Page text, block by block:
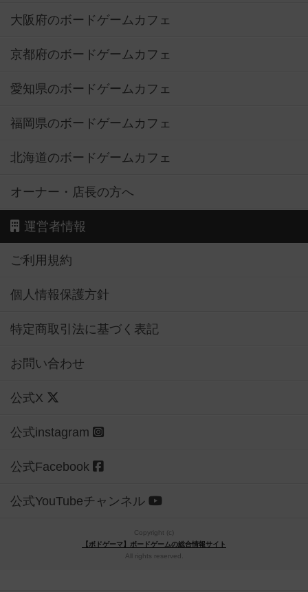
大阪府のボードゲームカフェ
京都府のボードゲームカフェ
愛知県のボードゲームカフェ
福岡県のボードゲームカフェ
北海道のボードゲームカフェ
オーナー・店長の方へ
運営者情報
ご利用規約
個人情報保護方針
特定商取引法に基づく表記
お問い合わせ
公式X
公式instagram
公式Facebook
公式YouTubeチャンネル
Copyright (c)
【ボドゲーマ】ボードゲームの総合情報サイト
All rights reserved.